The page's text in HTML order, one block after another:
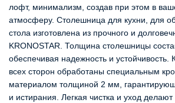
лофт, минимализм, создав при этом в
атмосферу. Столешница для кухни, для
стола изготовлена из прочного и
KRONOSTAR. Толщина столешницы
обеспечивая надежность и
всех сторон обработаны специальным
материалом толщиной 2 мм,
и истирания. Легкая чистка и уход